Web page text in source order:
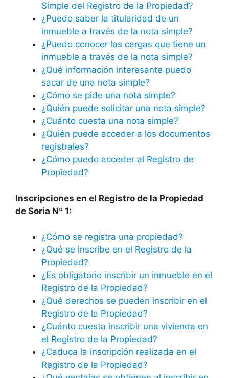
Simple del Registro de la Propiedad?
¿Puedo saber la titularidad de un
inmueble a través de la nota simple?
¿Puedo conocer las cargas que tiene un
inmueble a través de la nota simple?
¿Qué información interesante puedo
sacar de una nota simple?
¿Cómo se pide una nota simple?
¿Quién puede solicitar una nota simple?
¿Cuánto cuesta una nota simple?
¿Quién puede acceder a los documentos
registrales?
¿Cómo puedo acceder al Registro de
Propiedad?
Inscripciones en el Registro de la Propiedad
de Soria Nº 1:
¿Cómo se registra una propiedad?
¿Qué se inscribe en el Registro de la
Propiedad?
¿Es obligatorio inscribir un inmueble en el
Registro de la Propiedad?
¿Qué derechos se pueden inscribir en el
Registro de la Propiedad?
¿Cuánto cuesta inscribir una vivienda en
el Registro de la Propiedad?
¿Caduca la inscripción realizada en el
Registro de la Propiedad?